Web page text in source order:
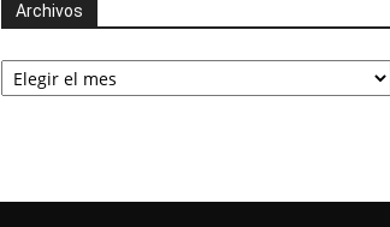
Archivos
Archivos